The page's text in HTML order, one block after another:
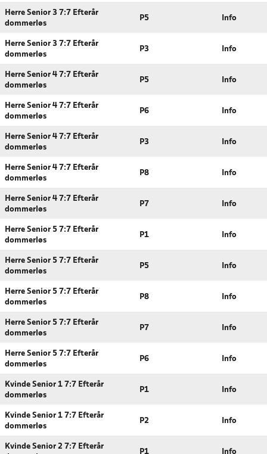
Herre Senior 3 7:7 Efterår
dommerløs
P5 Info
Herre Senior 3 7:7 Efterår
dommerløs
P3 Info
Herre Senior 4 7:7 Efterår
dommerløs
P5 Info
Herre Senior 4 7:7 Efterår
dommerløs
P6 Info
Herre Senior 4 7:7 Efterår
dommerløs
P3 Info
Herre Senior 4 7:7 Efterår
dommerløs
P8 Info
Herre Senior 4 7:7 Efterår
dommerløs
P7 Info
Herre Senior 5 7:7 Efterår
dommerløs
P1 Info
Herre Senior 5 7:7 Efterår
dommerløs
P5 Info
Herre Senior 5 7:7 Efterår
dommerløs
P8 Info
Herre Senior 5 7:7 Efterår
dommerløs
P7 Info
Herre Senior 5 7:7 Efterår
dommerløs
P6 Info
Kvinde Senior 1 7:7 Efterår
dommerløs
P1 Info
Kvinde Senior 1 7:7 Efterår
dommerløs
P2 Info
Kvinde Senior 2 7:7 Efterår
P1 Info